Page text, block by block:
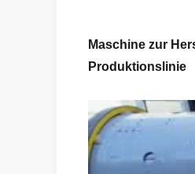
Maschine zur
Produktionslinie